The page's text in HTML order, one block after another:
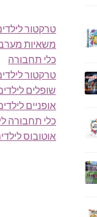
טרקטור
משאיות
כלי תחבורה
טרקטור
שופלים
אופניים
כלי תחבורה
אוטובוס